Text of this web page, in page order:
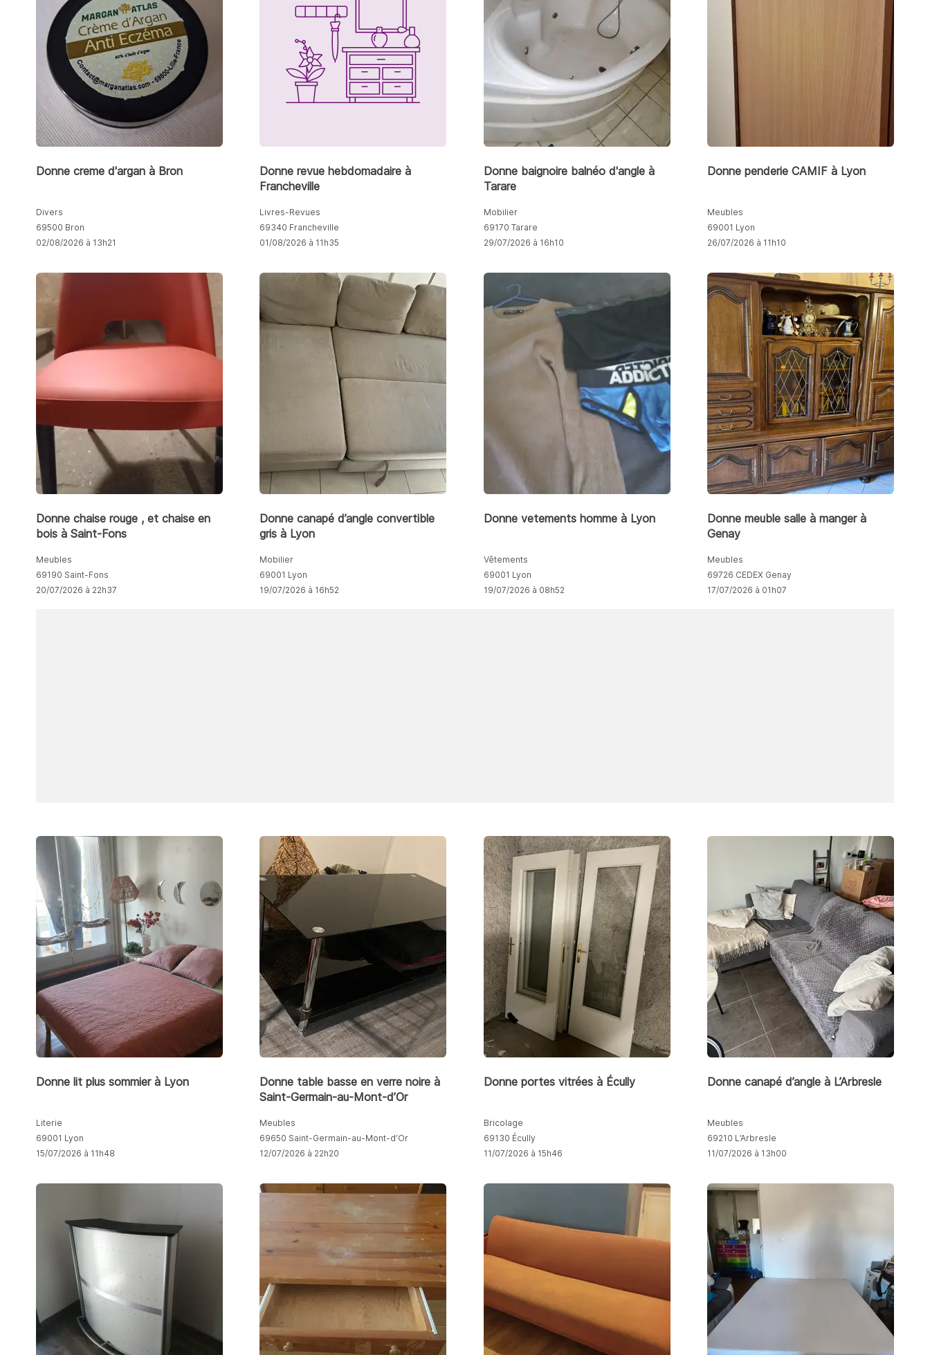
Donne creme d'argan à Bron
Divers
69500 Bron
02/08/2026 à 13h21
Donne revue hebdomadaire à
Francheville
Livres-Revues
69340 Francheville
01/08/2026 à 11h35
Donne baignoire balnéo d'angle à
Tarare
Mobilier
69170 Tarare
29/07/2026 à 16h10
Donne penderie CAMIF à Lyon
Meubles
69001 Lyon
26/07/2026 à 11h10
Donne chaise rouge , et chaise en
bois à Saint-Fons
Meubles
69190 Saint-Fons
20/07/2026 à 22h37
Donne canapé d’angle convertible
gris à Lyon
Mobilier
69001 Lyon
19/07/2026 à 16h52
Donne vetements homme à Lyon
Vêtements
69001 Lyon
19/07/2026 à 08h52
Donne meuble salle à manger à
Genay
Meubles
69726 CEDEX Genay
17/07/2026 à 01h07
Donne lit plus sommier à Lyon
Literie
69001 Lyon
15/07/2026 à 11h48
Donne table basse en verre noire à
Saint-Germain-au-Mont-d’Or
Meubles
69650 Saint-Germain-au-Mont-d’Or
12/07/2026 à 22h20
Donne portes vitrées à Écully
Bricolage
69130 Écully
11/07/2026 à 15h46
Donne canapé d’angle à L’Arbresle
Meubles
69210 L’Arbresle
11/07/2026 à 13h00